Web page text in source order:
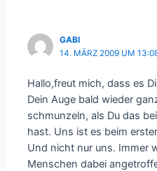
GABI
14. MÄRZ 2009 UM
Hallo,freut mich, dass es
Dein Auge bald wieder
schmunzeln, als Du das
hast. Uns ist es beim
Und nicht nur uns. Immer
Menschen dabei